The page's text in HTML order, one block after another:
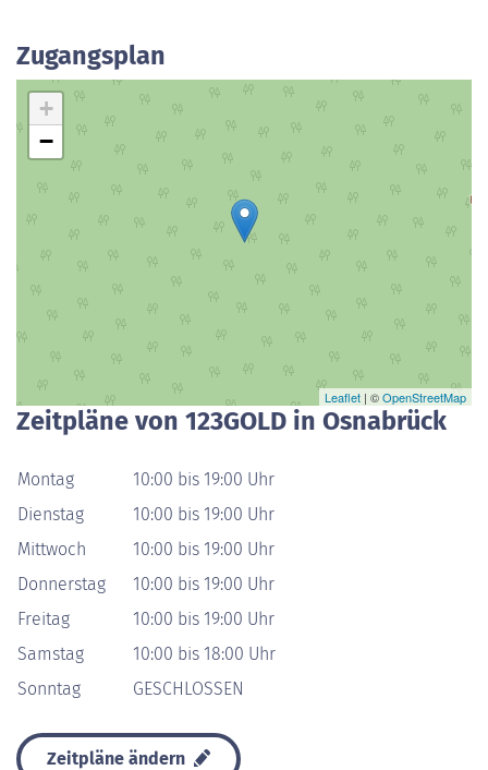
Zugangsplan
+
−
Leaflet | ©OpenStreetMap
Zeitpläne von 123GOLD in Osnabrück
Montag
10:00 bis 19:00 Uhr
Dienstag
10:00 bis 19:00 Uhr
Mittwoch
10:00 bis 19:00 Uhr
Donnerstag
10:00 bis 19:00 Uhr
Freitag
10:00 bis 19:00 Uhr
Samstag
10:00 bis 18:00 Uhr
Sonntag
GESCHLOSSEN
Zeitpläne ändern